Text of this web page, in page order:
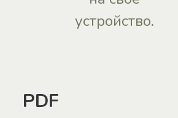
устройство.
PDF